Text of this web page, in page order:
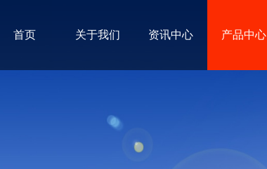
首页 关于我们 资讯中心 产品中心